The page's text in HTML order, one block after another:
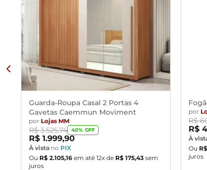
Guarda-Roupa Casal 2 Portas 4
Gavetas Caemmun Moviment
por Lojas MM
R$ 3.525,74 40% OFF
R$ 1.999,90
À vista no PIX
Ou R$ 2.105,16 em até 12x de R$ 175,43 sem
juros
por
R$
R$
À
Ou R$
juros